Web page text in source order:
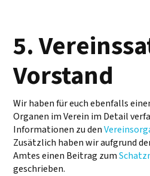
5.
Vorstand
Wir haben für euch ebenfalls
Organen im Verein im Detail
Informationen zu den
Zusätzlich haben wir aufgrund
Amtes einen Beitrag zum
geschrieben.